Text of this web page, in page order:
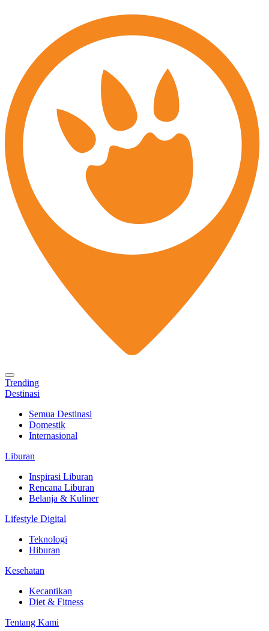
Trending
Destinasi
Semua Destinasi
Domestik
Internasional
Liburan
Inspirasi Liburan
Rencana Liburan
Belanja & Kuliner
Lifestyle Digital
Teknologi
Hiburan
Kesehatan
Kecantikan
Diet & Fitness
Tentang Kami